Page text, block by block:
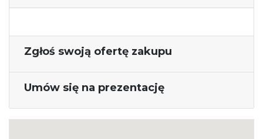
Zgłoś swoją ofertę zakupu
Umów się na prezentację